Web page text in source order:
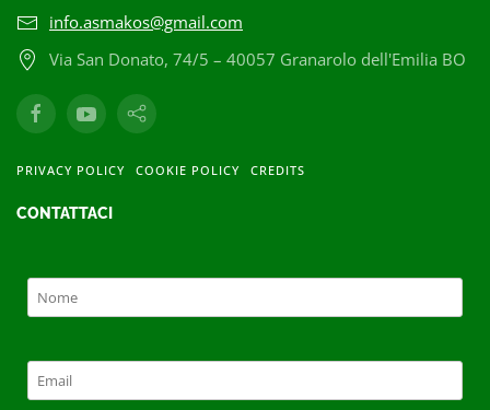
info.asmakos@gmail.com
Via San Donato, 74/5 – 40057 Granarolo dell'Emilia BO
PRIVACY POLICY COOKIE POLICY CREDITS
CONTATTACI